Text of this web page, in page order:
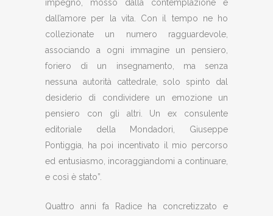
impegno, mosso dalla contemplazione e
dall’amore per la vita. Con il tempo ne ho
collezionate un numero ragguardevole,
associando a ogni immagine un pensiero,
foriero di un insegnamento, ma senza
nessuna autorità cattedrale, solo spinto dal
desiderio di condividere un emozione un
pensiero con gli altri. Un ex consulente
editoriale della Mondadori, Giuseppe
Pontiggia, ha poi incentivato il mio percorso
ed entusiasmo, incoraggiandomi a continuare,
e così è stato”.
Quattro anni fa Radice ha concretizzato e